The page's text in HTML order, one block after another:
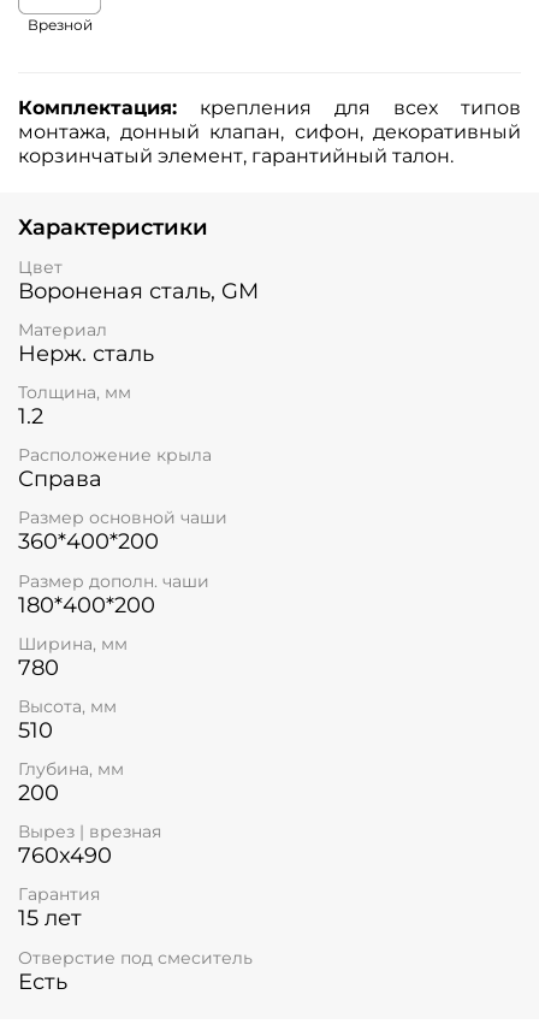
Врезной
Комплектация: крепления для всех типов
монтажа, донный клапан, сифон, декоративный
корзинчатый элемент, гарантийный талон.
Характеристики
Цвет
Вороненая сталь, GM
Материал
Нерж. сталь
Толщина, мм
1.2
Расположение крыла
Справа
Размер основной чаши
360*400*200
Размер дополн. чаши
180*400*200
Ширина, мм
780
Высота, мм
510
Глубина, мм
200
Вырез | врезная
760x490
Гарантия
15 лет
Отверстие под смеситель
Есть